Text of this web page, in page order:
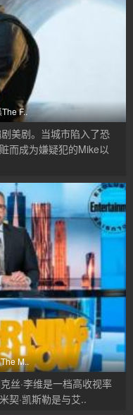
F..
美剧。当城市陷入了恐
而成为嫌疑犯的Mike以
M..
丝·李维是一档高收视率
契·凯斯勒是与艾..